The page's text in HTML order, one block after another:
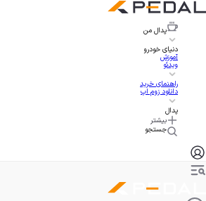
پدال من
دنیای خودرو
آموزش
ویدئو
راهنمای خرید
دانلود زوم اپ
پدال
بیشتر
جستجو